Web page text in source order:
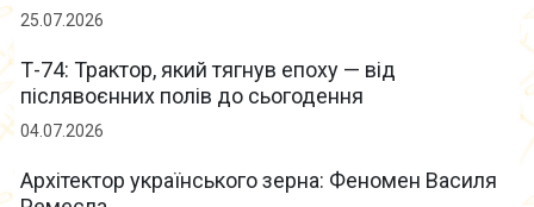
25.07.2026
Т-74: Трактор, який тягнув епоху — від
післявоєнних полів до сьогодення
04.07.2026
Архітектор українського зерна: Феномен Василя